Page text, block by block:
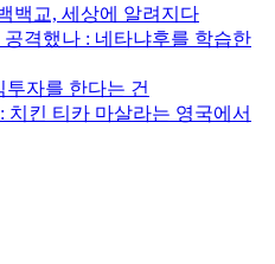
백교, 세상에 알려지다
격했나 : 네타냐후를 학습한
자를 한다는 건
치킨 티카 마살라는 영국에서